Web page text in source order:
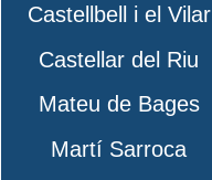
Castellbell i el Vilar
Castellar del Riu
Mateu de Bages
Martí Sarroca